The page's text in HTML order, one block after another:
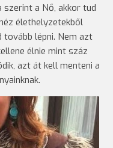
szerint a Nő, akkor tud
élethelyzetekből
lépni. Nem azt
élnie mint száz
azt át kell menteni a